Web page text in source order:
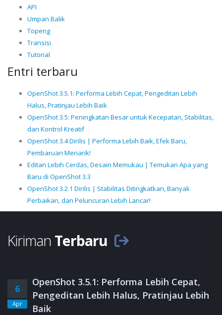
API
Umpan Balik
Topeng
Transisi
Tutorial
Entri terbaru
OpenShot 3.5.1: Performa Lebih Cepat, Pengeditan Lebih
Halus, Pratinjau Lebih Baik
OpenShot 3.5: Peningkatan Besar untuk Kecepatan, Stabilitas,
dan Kontrol Kreatif
OpenShot 3.4 Dirilis | Performa Lebih Baik, Efek Baru,
Pembaruan Menarik!
Editan Lebih Cerdas, Desain Memukau | Temukan Apa yang
Baru di OpenShot 3.3
OpenShot 3.2.1 Dirilis | Stabilitas Ditingkatkan, Banyak
Perbaikan, dan Peluncuran Lebih Lancar!
Kiriman Terbaru
6
Apr
OpenShot 3.5.1: Performa Lebih Cepat,
Pengeditan Lebih Halus, Pratinjau Lebih
Baik